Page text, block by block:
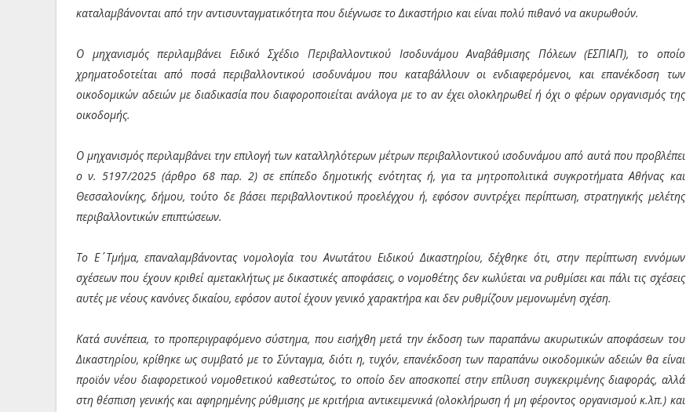
καταλαμβάνονται από την αντισυνταγματικότητα που διέγνωσε το Δικαστήριο και είναι πολύ πιθανό να ακυρωθούν.
Ο μηχανισμός περιλαμβάνει Ειδικό Σχέδιο Περιβαλλοντικού Ισοδυνάμου Αναβάθμισης Πόλεων (ΕΣΠΙΑΠ), το οποίο
χρηματοδοτείται από ποσά περιβαλλοντικού ισοδυνάμου που καταβάλλουν οι ενδιαφερόμενοι, και επανέκδοση των
οικοδομικών αδειών με διαδικασία που διαφοροποιείται ανάλογα με το αν έχει ολοκληρωθεί ή όχι ο φέρων οργανισμός της
οικοδομής.
Ο μηχανισμός περιλαμβάνει την επιλογή των καταλληλότερων μέτρων περιβαλλοντικού ισοδυνάμου από αυτά που προβλέπει
ο ν. 5197/2025 (άρθρο 68 παρ. 2) σε επίπεδο δημοτικής ενότητας ή, για τα μητροπολιτικά συγκροτήματα Αθήνας και
Θεσσαλονίκης, δήμου, τούτο δε βάσει περιβαλλοντικού προελέγχου ή, εφόσον συντρέχει περίπτωση, στρατηγικής μελέτης
περιβαλλοντικών επιπτώσεων.
Το Ε΄ Τμήμα, επαναλαμβάνοντας νομολογία του Ανωτάτου Ειδικού Δικαστηρίου, δέχθηκε ότι, στην περίπτωση εννόμων
σχέσεων που έχουν κριθεί αμετακλήτως με δικαστικές αποφάσεις, ο νομοθέτης δεν κωλύεται να ρυθμίσει και πάλι τις σχέσεις
αυτές με νέους κανόνες δικαίου, εφόσον αυτοί έχουν γενικό χαρακτήρα και δεν ρυθμίζουν μεμονωμένη σχέση.
Κατά συνέπεια, το προπεριγραφόμενο σύστημα, που εισήχθη μετά την έκδοση των παραπάνω ακυρωτικών αποφάσεων του
Δικαστηρίου, κρίθηκε ως συμβατό με το Σύνταγμα, διότι η, τυχόν, επανέκδοση των παραπάνω οικοδομικών αδειών θα είναι
προϊόν νέου διαφορετικού νομοθετικού καθεστώτος, το οποίο δεν αποσκοπεί στην επίλυση συγκεκριμένης διαφοράς, αλλά
στη θέσπιση γενικής και αφηρημένης ρύθμισης με κριτήρια αντικειμενικά (ολοκλήρωση ή μη φέροντος οργανισμού κ.λπ.) και